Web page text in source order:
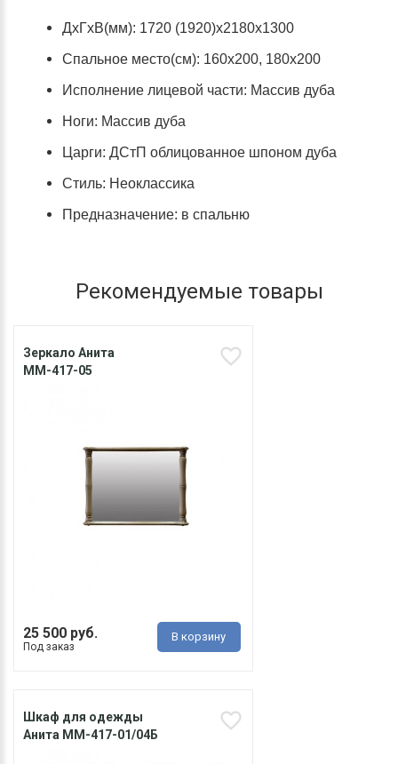
ДхГхВ(мм): 1720 (1920)х2180х1300
Спальное место(см): 160х200, 180х200
Исполнение лицевой части: Массив дуба
Ноги: Массив дуба
Царги: ДСтП облицованное шпоном дуба
Стиль: Неоклассика
Предназначение: в спальню
Рекомендуемые товары
Зеркало Анита
ММ-417-05
25 500 руб.
Под заказ
В корзину
Шкаф для одежды
Анита ММ-417-01/04Б